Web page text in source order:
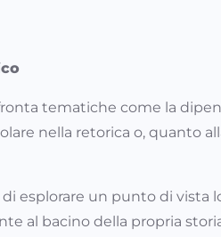
tematiche come la
nella retorica o, quanto
esplorare un punto di vista
al bacino della propria